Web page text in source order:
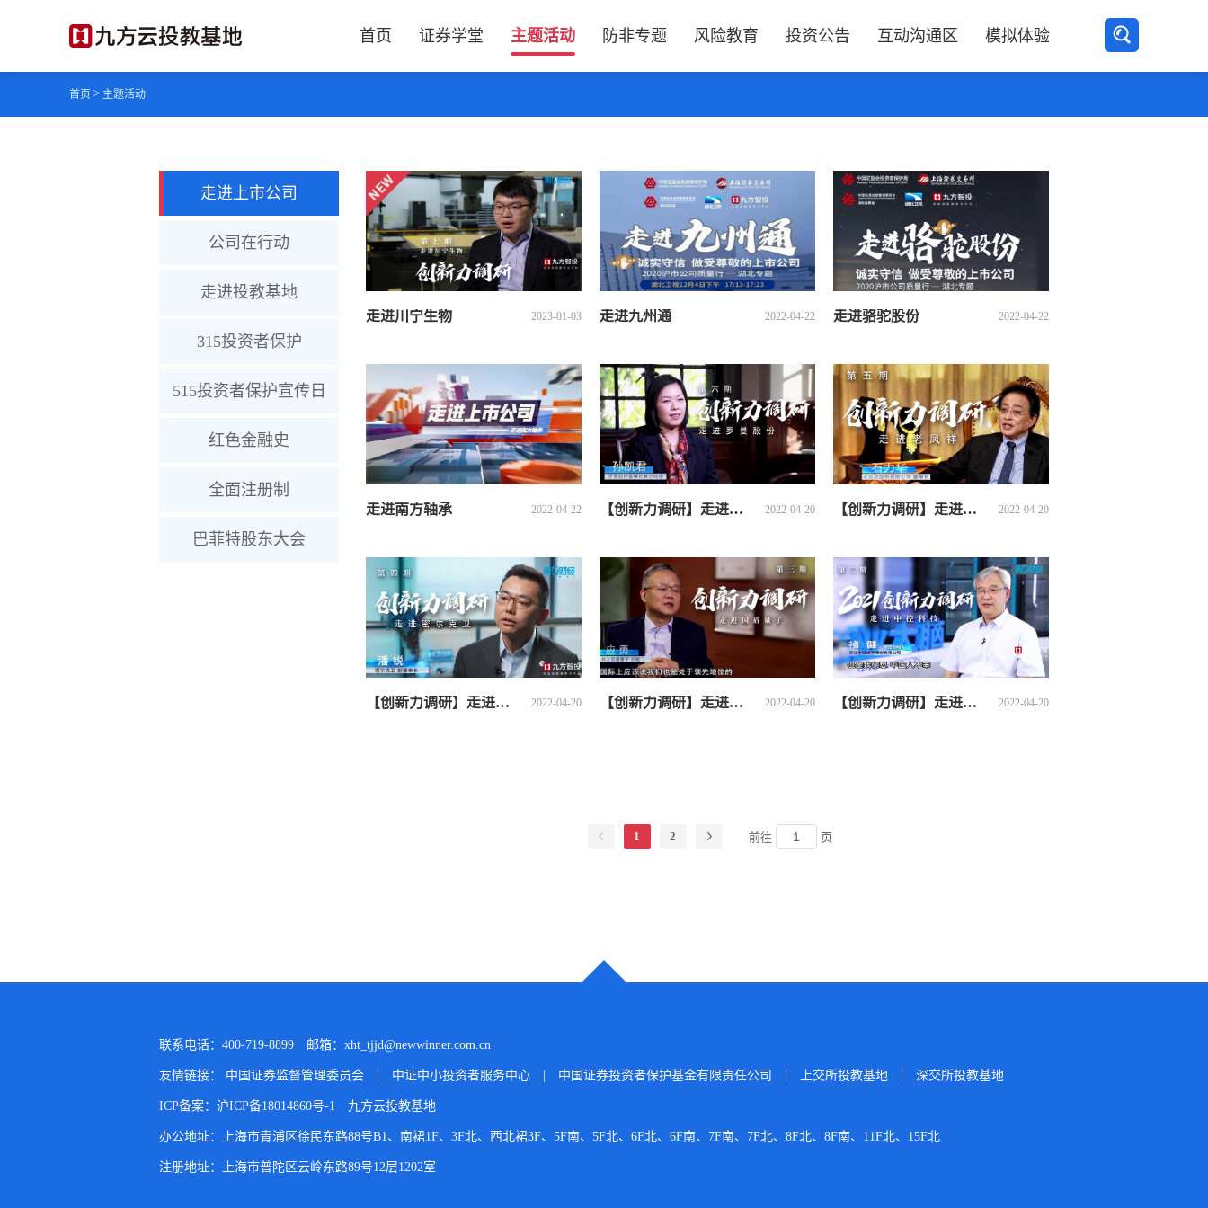
首页 证券学堂 主题活动 防非专题 风险教育 投资公告 互动沟通区 模拟体验
首页> 主题活动
走进上市公司
公司在行动
走进投教基地
315投资者保护
515投资者保护宣传日
红色金融史
全面注册制
巴菲特股东大会
走进川宁生物 2023-01-03 走进九州通 2022-04-22 走进骆驼股份 2022-04-22
走进南方轴承 2022-04-22 【创新力调研】走进罗曼股份 2022-04-20 【创新力调研】走进老凤祥 2022-04-20
【创新力调研】走进密尔克卫 2022-04-20 【创新力调研】走进国盾量子 2022-04-20 【创新力调研】走进中控科技 2022-04-20
1 2 前往 页
联系电话：400-719-8899 邮箱：xht_tjjd@newwinner.com.cn
友情链接： 中国证券监督管理委员会 中证中小投资者服务中心 中国证券投资者保护基金有限责任公司 上交所投教基地 深交所投教基地
ICP备案：沪ICP备18014860号-1 九方云投教基地
办公地址：上海市青浦区徐民东路88号B1、南裙1F、3F北、西北裙3F、5F南、5F北、6F北、6F南、7F南、7F北、8F北、8F南、11F北、15F北
注册地址：上海市普陀区云岭东路89号12层1202室